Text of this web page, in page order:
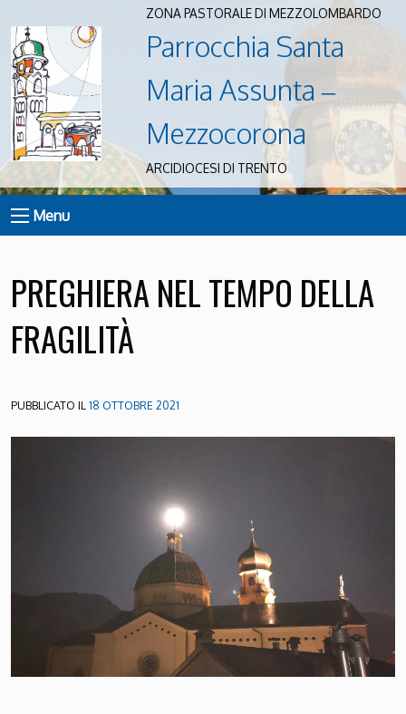
ZONA PASTORALE DI MEZZOLOMBARDO
Parrocchia Santa
Maria Assunta –
Mezzocorona
ARCIDIOCESI DI TRENTO
Menu
PREGHIERA NEL TEMPO DELLA
FRAGILITÀ
PUBBLICATO IL18 OTTOBRE 2021